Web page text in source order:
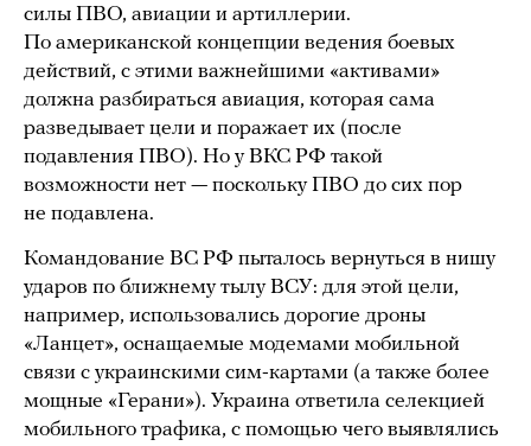
силы ПВО, авиации и артиллерии.
По американской концепции ведения боевых
действий, с этими важнейшими «активами»
должна разбираться авиация, которая сама
разведывает цели и поражает их (после
подавления ПВО). Но у ВКС РФ такой
возможности нет — поскольку ПВО до сих пор
не подавлена.
Командование ВС РФ пыталось вернуться в нишу
ударов по ближнему тылу ВСУ: для этой цели,
например, использовались дорогие дроны
«Ланцет», оснащаемые модемами мобильной
связи с украинскими сим-картами (а также более
мощные «Герани»). Украина ответила селекцией
мобильного трафика, с помощью чего выявлялись